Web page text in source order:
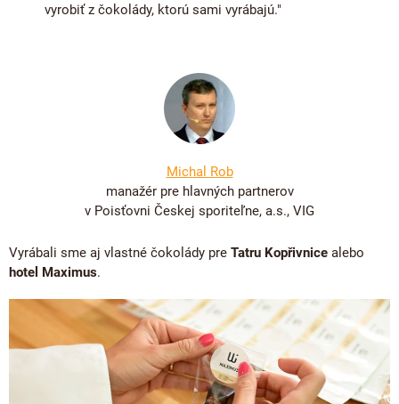
vyrobiť z čokolády, ktorú sami vyrábajú."
Michal Rob
manažér pre hlavných partnerov
v Poisťovni Českej sporiteľne, a.s., VIG
Vyrábali sme aj vlastné čokolády pre Tatru Kopřivnice alebo
hotel Maximus.